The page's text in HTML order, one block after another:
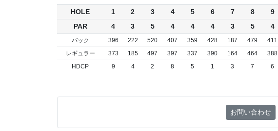
HOLE 1 2 3 4 5 6 7 8 9
PAR
4 3 5 4 4 4 3 5 4
バック 396 222 520 407 359 428 187 479 411
レギュラー
373 185 497 397 337 390 164 464 388
HDCP
9 4 2 8 5 1 3 7 6
お問い合わせ